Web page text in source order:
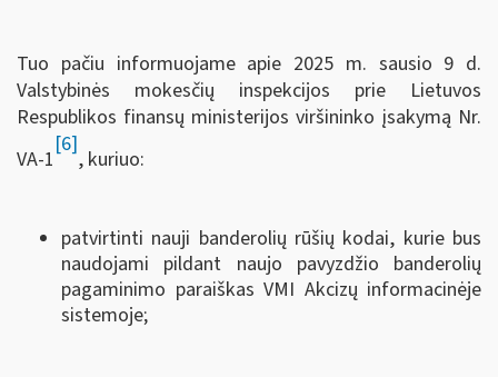
Tuo pačiu informuojame apie 2025 m. sausio 9 d.
Valstybinės mokesčių inspekcijos prie Lietuvos
Respublikos finansų ministerijos viršininko įsakymą Nr.
VA-1
[6]
, kuriuo:
patvirtinti nauji banderolių rūšių kodai, kurie bus
naudojami pildant naujo pavyzdžio banderolių
pagaminimo paraiškas VMI Akcizų informacinėje
sistemoje;